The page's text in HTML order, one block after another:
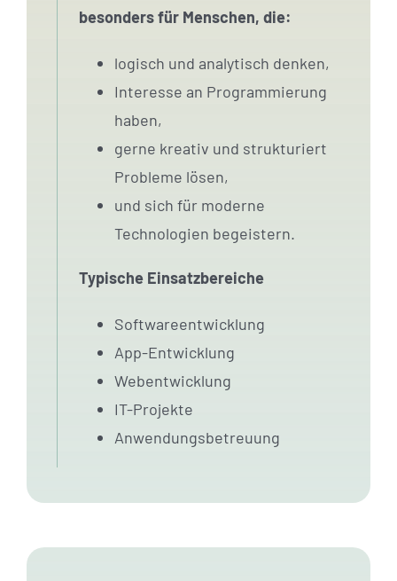
besonders für Menschen, die:
logisch und analytisch denken,
Interesse an Programmierung
haben,
gerne kreativ und strukturiert
Probleme lösen,
und sich für moderne
Technologien begeistern.
Typische Einsatzbereiche
Softwareentwicklung
App-Entwicklung
Webentwicklung
IT-Projekte
Anwendungsbetreuung